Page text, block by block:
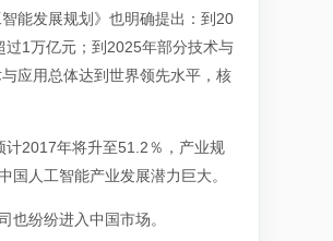
能发展规划》也明确提出：到20
1万亿元；到2025年部分技术与
应用总体达到世界领先水平，核
2017年将升至51.2％，产业规
人工智能产业发展潜力巨大。
纷纷进入中国市场。